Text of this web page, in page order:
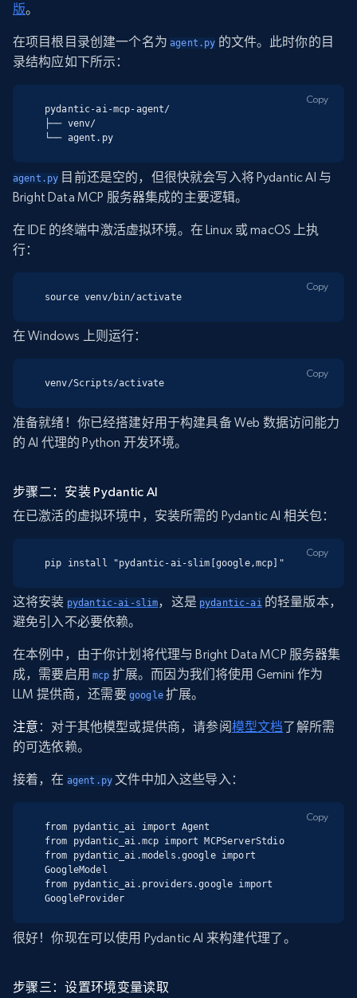
版。
在项目根目录创建一个名为agent.py 的文件。此时你的目
录结构应如下所示：
pydantic-ai-mcp-agent/
├── venv/
└── agent.py
Copy
agent.py 目前还是空的，但很快就会写入将 Pydantic AI 与
Bright Data MCP 服务器集成的主要逻辑。
在 IDE 的终端中激活虚拟环境。在 Linux 或 macOS 上执
行：
source venv/bin/activate
Copy
在 Windows 上则运行：
venv/Scripts/activate
Copy
准备就绪！你已经搭建好用于构建具备 Web 数据访问能力
的 AI 代理的 Python 开发环境。
步骤二：安装 Pydantic AI
在已激活的虚拟环境中，安装所需的 Pydantic AI 相关包：
pip install "pydantic-ai-slim[google,mcp]"
Copy
这将安装 pydantic-ai-slim，这是 pydantic-ai的轻量版本，
避免引入不必要依赖。
在本例中，由于你计划将代理与 Bright Data MCP 服务器集
成，需要启用mcp 扩展。而因为我们将使用 Gemini 作为
LLM 提供商，还需要 google扩展。
注意 ：对于其他模型或提供商，请参阅模型文档了解所需
的可选依赖。
接着，在 agent.py 文件中加入这些导入：
from pydantic_ai import Agent
from pydantic_ai.mcp import MCPServerStdio
from pydantic_ai.models.google import
GoogleModel
from pydantic_ai.providers.google import
GoogleProvider
Copy
很好！你现在可以使用 Pydantic AI 来构建代理了。
步骤三：设置环境变量读取